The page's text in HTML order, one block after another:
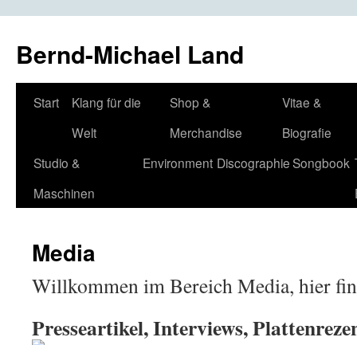
Bernd-Michael Land
Zum
springen
Start
Klang für die
Welt
Shop &
Merchandise
Vitae &
Biografie
Studio &
Maschinen
Environment DiscographieSongbook
Media
Willkommen im Bereich Media, hier
Presseartikel, Interviews,